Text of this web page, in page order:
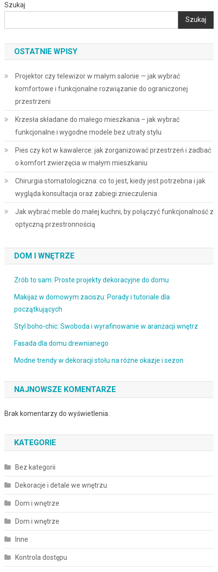
Szukaj
Szukaj
OSTATNIE WPISY
Projektor czy telewizor w małym salonie — jak wybrać
komfortowe i funkcjonalne rozwiązanie do ograniczonej
przestrzeni
Krzesła składane do małego mieszkania – jak wybrać
funkcjonalne i wygodne modele bez utraty stylu
Pies czy kot w kawalerce: jak zorganizować przestrzeń i zadbać
o komfort zwierzęcia w małym mieszkaniu
Chirurgia stomatologiczna: co to jest, kiedy jest potrzebna i jak
wygląda konsultacja oraz zabiegi znieczulenia
Jak wybrać meble do małej kuchni, by połączyć funkcjonalność z
optyczną przestronnością
DOM I WNĘTRZE
Zrób to sam: Proste projekty dekoracyjne do domu
Makijaż w domowym zaciszu: Porady i tutoriale dla
początkujących
Styl boho-chic: Swoboda i wyrafinowanie w aranżacji wnętrz
Fasada dla domu drewnianego
Modne trendy w dekoracji stołu na różne okazje i sezon
NAJNOWSZE KOMENTARZE
Brak komentarzy do wyświetlenia.
KATEGORIE
Bez kategorii
Dekoracje i detale we wnętrzu
Dom i wnętrze
Dom i wnętrze
Inne
Kontrola dostępu